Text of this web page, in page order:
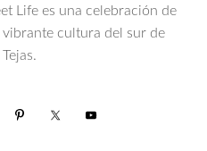
Life es una celebración de
vibrante cultura del sur de
Tejas.